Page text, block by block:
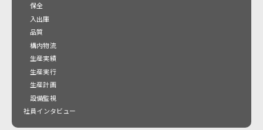
保全
入出庫
品質
構内物流
生産実績
生産実行
生産計画
設備監視
社員インタビュー